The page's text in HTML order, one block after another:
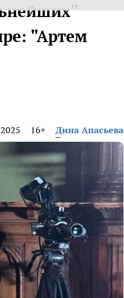
"Артем
16+ Дина Апасьева